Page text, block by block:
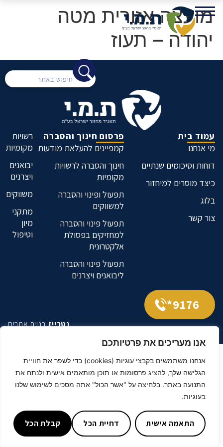
אנו מעריכים את פרטיותכם
אנחנו משתמשים בקבצי עוגיות (cookies) כדי לשפר את חוויית
הגלישה שלך, להציג פרסומות או תוכן מותאמים אישית ולנתח את
התנועה באתר. בלחיצה על "אשר הכול" אתה מסכים לשימוש שלנו
בעוגיות.
התאמה אישית דחיית הכל קבלת הכל
מועצה אזורית מטה
יהודה – תעוז
עמוד בית
מי אנחנו
דוחות וסיכומים שנתיים
כיצד מוסרים למיחזור
בלוג
צור קשר
פרסום חינוך והסברה
קמפיינים להעלאת מודעות
חינוך והסברה לרשויות
מקומיות
תפעול ופינוי והסברה
למשווקים
תפעול פינוי והסברה
למחזיקים בפסולת
אלקטרונית
תפעול פינוי והסברה
ליבואנים ויצרנים
רשויות
מקומיות
יבואנים
ויצרנים
משווקים
מתקני
מיון
וטיפול
9176*
נטרייזבניית אתרים